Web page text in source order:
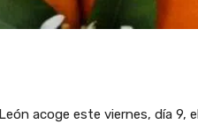
acoge este viernes, día 9,